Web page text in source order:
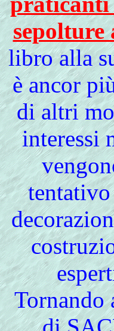
libro alla
è ancor
di altri
interessi
Tornando